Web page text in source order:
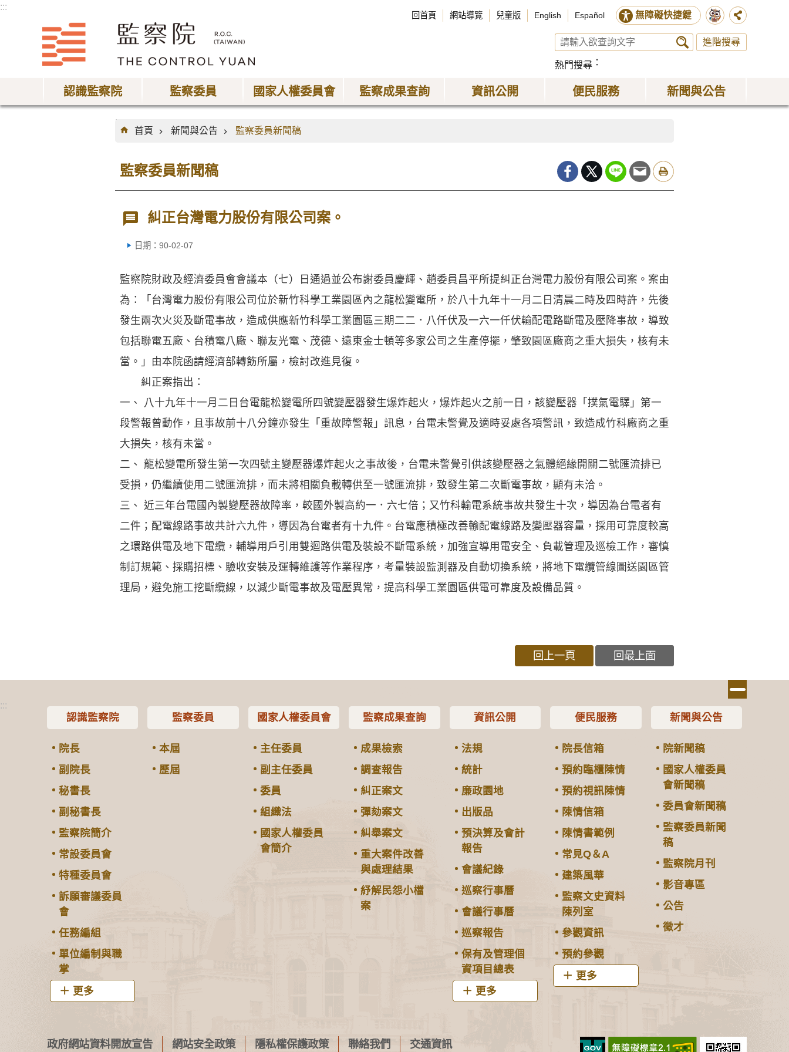
:::
回首頁 網站導覽 兒童版 English Español 無障礙快捷鍵
進階搜尋
熱門搜尋
認識監察院 監察委員 國家人權委員會 監察成果查詢 資訊公開 便民服務 新聞與公告
:::
首頁
新聞與公告 監察委員新聞稿
監察委員新聞稿
糾正台灣電力股份有限公司案。
日期：90-02-07
監察院財政及經濟委員會會議本（七）日通過並公布謝委員慶輝、趙委員昌平所提糾正台灣電力股份有限公司案。案由
為：「台灣電力股份有限公司位於新竹科學工業園區內之龍松變電所，於八十九年十一月二日清晨二時及四時許，先後
發生兩次火災及斷電事故，造成供應新竹科學工業園區三期二二．八仟伏及一六一仟伏輸配電路斷電及壓降事故，導致
包括聯電五廠、台積電八廠、聯友光電、茂德、遠東金士頓等多家公司之生產停擺，肇致園區廠商之重大損失，核有未
當。」由本院函請經濟部轉飭所屬，檢討改進見復。
糾正案指出：
一、 八十九年十一月二日台電龍松變電所四號變壓器發生爆炸起火，爆炸起火之前一日，該變壓器「撲氣電驛」第一
段警報曾動作，且事故前十八分鐘亦發生「重故障警報」訊息，台電未警覺及適時妥處各項警訊，致造成竹科廠商之重
大損失，核有未當。
二、 龍松變電所發生第一次四號主變壓器爆炸起火之事故後，台電未警覺引供該變壓器之氣體絕緣開關二號匯流排已
受損，仍繼續使用二號匯流排，而未將相關負載轉供至一號匯流排，致發生第二次斷電事故，顯有未洽。
三、 近三年台電國內製變壓器故障率，較國外製高約一．六七倍；又竹科輸電系統事故共發生十次，導因為台電者有
二件；配電線路事故共計六九件，導因為台電者有十九件。台電應積極改善輸配電線路及變壓器容量，採用可靠度較高
之環路供電及地下電纜，輔導用戶引用雙迴路供電及裝設不斷電系統，加強宣導用電安全、負載管理及巡檢工作，審慎
制訂規範、採購招標、驗收安裝及運轉維護等作業程序，考量裝設監測器及自動切換系統，將地下電纜管線圖送園區管
理局，避免施工挖斷纜線，以減少斷電事故及電壓異常，提高科學工業園區供電可靠度及設備品質。
回上一頁 回最上面
:::
認識監察院
院長
副院長
秘書長
副秘書長
監察院簡介
常設委員會
特種委員會
訴願審議委員
會
任務編組
單位編制與職
掌
更多
監察委員
本屆
歷屆
國家人權委員會
主任委員
副主任委員
委員
組織法
國家人權委員
會簡介
監察成果查詢
成果檢索
調查報告
糾正案文
彈劾案文
糾舉案文
重大案件改善
與處理結果
紓解民怨小檔
案
資訊公開
法規
統計
廉政園地
出版品
預決算及會計
報告
會議紀錄
巡察行事曆
會議行事曆
巡察報告
保有及管理個
資項目總表
更多
便民服務
院長信箱
預約臨櫃陳情
預約視訊陳情
陳情信箱
陳情書範例
常見Q＆A
建築風華
監察文史資料
陳列室
參觀資訊
預約參觀
更多
新聞與公告
院新聞稿
國家人權委員
會新聞稿
委員會新聞稿
監察委員新聞
稿
監察院月刊
影音專區
公告
徵才
政府網站資料開放宣告 網站安全政策 隱私權保護政策 聯絡我們 交通資訊